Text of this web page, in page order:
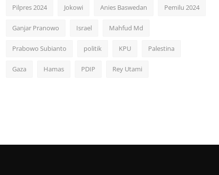
Pilpres 2024 Jokowi Anies Baswedan Pemilu 2024
Ganjar Pranowo Israel Mahfud Md
Prabowo Subianto politik KPU Palestina
Gaza Hamas PDIP Rey Utami